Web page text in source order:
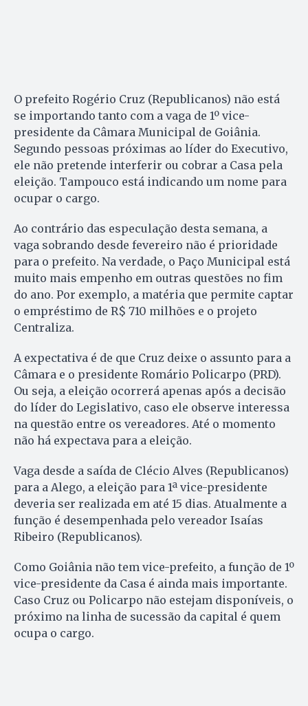
O prefeito Rogério Cruz (Republicanos) não está
se importando tanto com a vaga de 1º vice-
presidente da Câmara Municipal de Goiânia.
Segundo pessoas próximas ao líder do Executivo,
ele não pretende interferir ou cobrar a Casa pela
eleição. Tampouco está indicando um nome para
ocupar o cargo.
Ao contrário das especulação desta semana, a
vaga sobrando desde fevereiro não é prioridade
para o prefeito. Na verdade, o Paço Municipal está
muito mais empenho em outras questões no fim
do ano. Por exemplo, a matéria que permite captar
o empréstimo de R$ 710 milhões e o projeto
Centraliza.
A expectativa é de que Cruz deixe o assunto para a
Câmara e o presidente Romário Policarpo (PRD).
Ou seja, a eleição ocorrerá apenas após a decisão
do líder do Legislativo, caso ele observe interessa
na questão entre os vereadores. Até o momento
não há expectava para a eleição.
Vaga desde a saída de Clécio Alves (Republicanos)
para a Alego, a eleição para 1ª vice-presidente
deveria ser realizada em até 15 dias. Atualmente a
função é desempenhada pelo vereador Isaías
Ribeiro (Republicanos).
Como Goiânia não tem vice-prefeito, a função de 1º
vice-presidente da Casa é ainda mais importante.
Caso Cruz ou Policarpo não estejam disponíveis, o
próximo na linha de sucessão da capital é quem
ocupa o cargo.